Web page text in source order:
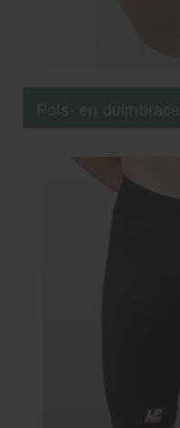
Pols- en duimbrace